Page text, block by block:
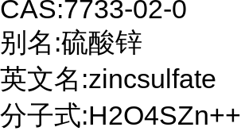
CAS:7733-02-0
别名:硫酸锌
英文名:zincsulfate
分子式:H2O4SZn++